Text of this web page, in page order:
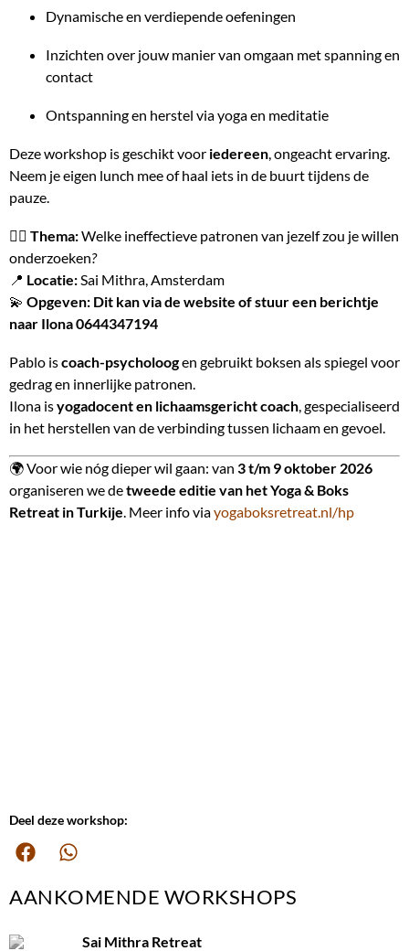
Dynamische en verdiepende oefeningen
Inzichten over jouw manier van omgaan met spanning en
contact
Ontspanning en herstel via yoga en meditatie
Deze workshop is geschikt voor iedereen, ongeacht ervaring.
Neem je eigen lunch mee of haal iets in de buurt tijdens de
pauze.
🧘‍♀️ Thema:Welke ineffectieve patronen van jezelf zou je willen
onderzoeken?
📍 Locatie:Sai Mithra, Amsterdam
💫 Opgeven: Dit kan via de website of stuur een berichtje
naar Ilona 0644347194
Pablo iscoach-psycholoogen gebruikt boksen als spiegel voor
gedrag en innerlijke patronen.
Ilona isyogadocent en lichaamsgericht coach, gespecialiseerd
in het herstellen van de verbinding tussen lichaam en gevoel.
🌍 Voor wie nóg dieper wil gaan: van 3 t/m 9 oktober 2026
organiseren we detweede editie van het Yoga & Boks
Retreat in Turkije. Meer info viayogaboksretreat.nl/hp
Deel deze workshop:
AANKOMENDE WORKSHOPS
Sai Mithra Retreat